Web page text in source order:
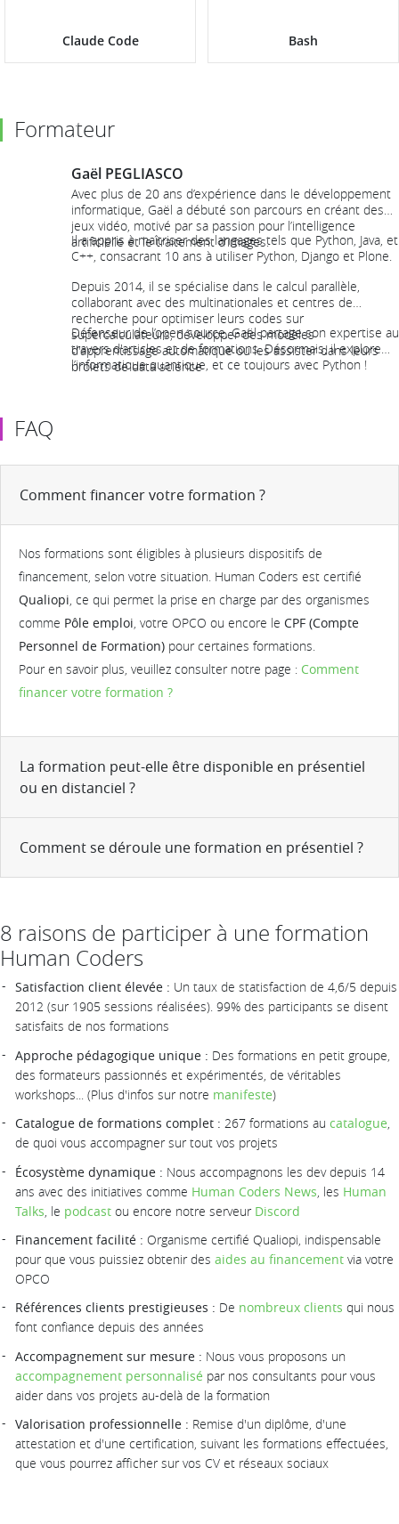
Claude Code Bash
Formateur
Gaël PEGLIASCO
Avec plus de 20 ans d’expérience dans le développement
informatique, Gaël a débuté son parcours en créant des
jeux vidéo, motivé par sa passion pour l’intelligence
artificielle et le traitement d’images.
Il a appris à maîtriser des langages tels que Python, Java, et
C++, consacrant 10 ans à utiliser Python, Django et Plone.
Depuis 2014, il se spécialise dans le calcul parallèle,
collaborant avec des multinationales et centres de
recherche pour optimiser leurs codes sur
supercalculateurs, développer des modèles
d'apprentissage automatique ou les assister dans leurs
projets de data science
Défenseur de l’open source, Gaël partage son expertise au
travers d'articles et de formations. Désormais, il explore
l’informatique quantique, et ce toujours avec Python !
FAQ
Comment financer votre formation ?
Nos formations sont éligibles à plusieurs dispositifs de
financement, selon votre situation. Human Coders est certifié
Qualiopi, ce qui permet la prise en charge par des organismes
comme Pôle emploi, votre OPCO ou encore le CPF (Compte
Personnel de Formation) pour certaines formations.
Pour en savoir plus, veuillez consulter notre page : Comment
financer votre formation ?
La formation peut-elle être disponible en présentiel
ou en distanciel ?
Comment se déroule une formation en présentiel ?
8 raisons de participer à une formation
Human Coders
Satisfaction client élevée : Un taux de statisfaction de 4,6/5 depuis
2012 (sur 1905 sessions réalisées). 99% des participants se disent
satisfaits de nos formations
Approche pédagogique unique : Des formations en petit groupe,
des formateurs passionnés et expérimentés, de véritables
workshops... (Plus d'infos sur notre manifeste)
Catalogue de formations complet : 267 formations au catalogue,
de quoi vous accompagner sur tout vos projets
Écosystème dynamique : Nous accompagnons les dev depuis 14
ans avec des initiatives comme Human Coders News , les Human
Talks , le podcast ou encore notre serveur Discord
Financement facilité : Organisme certifié Qualiopi, indispensable
pour que vous puissiez obtenir des aides au financement via votre
OPCO
Références clients prestigieuses : De nombreux clients qui nous
font confiance depuis des années
Accompagnement sur mesure : Nous vous proposons un
accompagnement personnalisé par nos consultants pour vous
aider dans vos projets au-delà de la formation
Valorisation professionnelle : Remise d'un diplôme, d'une
attestation et d'une certification, suivant les formations effectuées,
que vous pourrez afficher sur vos CV et réseaux sociaux